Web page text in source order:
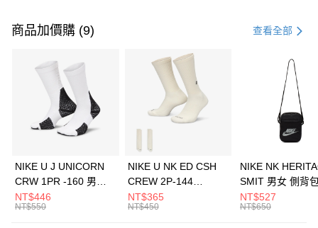
信用卡一次付款
3 期 0 利率 每期 21家銀行
合作金庫商業銀行
第一商業銀行
華南商業銀行
彰化商業銀行
上海商業儲蓄銀行
元大商業銀行
Apple Pay
全盈+PAY
AFTEE先享後付
商品加價購 (9) 查看全部
NIKE U J UNICORN
CRW 1PR -160 男女
中統襪 FZ3393100
NT$446
NT$550
NIKE U NK ED CSH
CREW 2P-144
EMBRDY 男女 短統襪
FZ3073133
NT$365
NT$450
NIKE NK
SMIT 男女 側背
BA5871010
NT$527
NT$650